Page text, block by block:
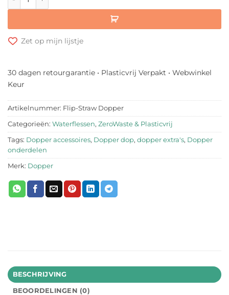
Zet op mijn lijstje
30 dagen retourgarantie • Plasticvrij Verpakt • Webwinkel
Keur
Artikelnummer: Flip-Straw Dopper
Categorieën: Waterflessen, ZeroWaste & Plasticvrij
Tags: Dopper accessoires, Dopper dop, dopper extra's, Dopper
onderdelen
Merk: Dopper
BESCHRIJVING
BEOORDELINGEN (0)